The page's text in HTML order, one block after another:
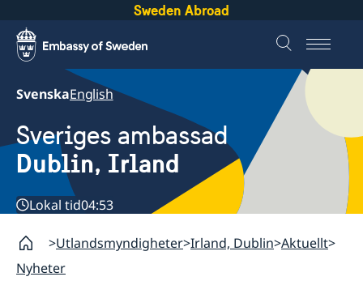
Sweden Abroad
SvenskaEnglish
Sveriges ambassad
Dublin, Irland
Lokal tid04:53
Utlandsmyndigheter Irland, Dublin Aktuellt
Nyheter